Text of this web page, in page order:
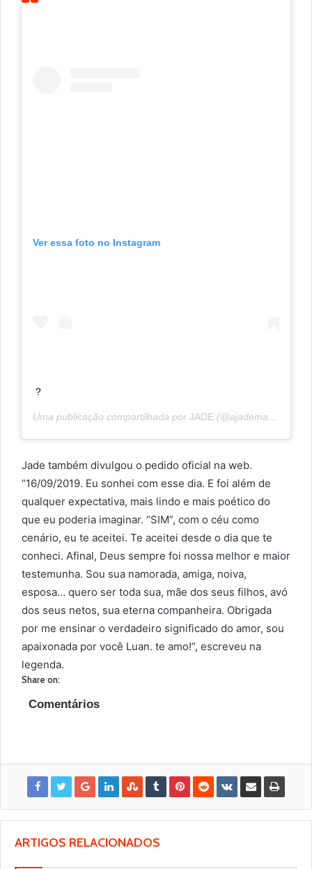
Ver essa foto no Instagram
?
Uma publicação compartilhada por JADE (@ajademagalhaes) em
Jade também divulgou o pedido oficial na web.
“16/09/2019. Eu sonhei com esse dia. E foi além de
qualquer expectativa, mais lindo e mais poético do
que eu poderia imaginar. “SIM”, com o céu como
cenário, eu te aceitei. Te aceitei desde o dia que te
conheci. Afinal, Deus sempre foi nossa melhor e maior
testemunha. Sou sua namorada, amiga, noiva,
esposa… quero ser toda sua, mãe dos seus filhos, avó
dos seus netos, sua eterna companheira. Obrigada
por me ensinar o verdadeiro significado do amor, sou
apaixonada por você Luan. te amo!”, escreveu na
legenda.
Share on:
Comentários
ARTIGOS RELACIONADOS